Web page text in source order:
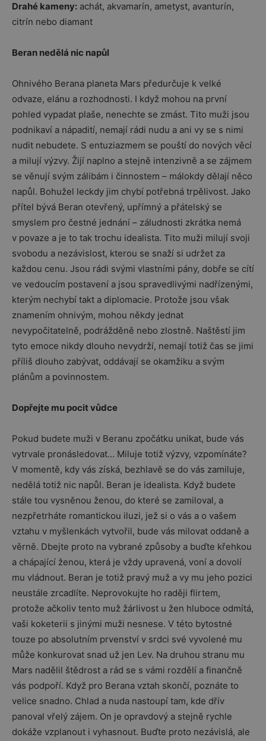
Drahé kameny: achát, akvamarín, ametyst, avanturín,
citrín nebo diamant
Beran nedělá nic napůl
Ohnivého Berana planeta Mars předurčuje k velké
odvaze, elánu a rozhodnosti. I když mohou na první
pohled vypadat plaše, nenechte se zmást. Tito muži jsou
podnikaví a nápadití, nemají rádi nudu a ani vy se s nimi
nudit nebudete. S entuziazmem se pouští do nových věcí
a milují výzvy. Žijí naplno a stejně intenzivně a se zájmem
se věnují svým zálibám i činnostem – málokdy dělají něco
napůl. Bohužel leckdy jim chybí potřebná trpělivost. Jako
přítel bývá Beran otevřený, upřímný a přátelský se
smyslem pro čestné jednání – záludnosti zkrátka nemá
v povaze a je to tak trochu idealista. Tito muži milují svoji
svobodu a nezávislost, kterou se snaží si udržet za
každou cenu. Jsou rádi svými vlastními pány, dobře se cítí
ve vedoucím postavení a jsou spravedlivými nadřízenými,
kterým nechybí takt a diplomacie. Protože jsou však
znamením ohnivým, mohou někdy jednat
nevypočitatelně, podrážděně nebo zlostně. Naštěstí jim
tyto emoce nikdy dlouho nevydrží, nemají totiž čas se jimi
příliš dlouho zabývat, oddávají se okamžiku a svým
plánům a povinnostem.
Dopřejte mu pocit vůdce
Pokud budete muži v Beranu zpočátku unikat, bude vás
vytrvale pronásledovat… Miluje totiž výzvy, vzpomínáte?
V momentě, kdy vás získá, bezhlavě se do vás zamiluje,
nedělá totiž nic napůl. Beran je idealista. Když budete
stále tou vysněnou ženou, do které se zamiloval, a
nezpřetrháte romantickou iluzi, jež si o vás a o vašem
vztahu v myšlenkách vytvořil, bude vás milovat oddaně a
věrně. Dbejte proto na vybrané způsoby a buďte křehkou
a chápající ženou, která je vždy upravená, voní a dovolí
mu vládnout. Beran je totiž pravý muž a vy mu jeho pozici
neustále zrcadlíte. Neprovokujte ho raději flirtem,
protože ačkoliv tento muž žárlivost u žen hluboce odmítá,
vaši koketerii s jinými muži nesnese. V této bytostné
touze po absolutním prvenství v srdci své vyvolené mu
může konkurovat snad už jen Lev. Na druhou stranu mu
Mars nadělil štědrost a rád se s vámi rozdělí a finančně
vás podpoří. Když pro Berana vztah skončí, poznáte to
velice snadno. Chlad a nuda nastoupí tam, kde dřív
panoval vřelý zájem. On je opravdový a stejně rychle
dokáže vzplanout i vyhasnout. Buďte proto nezávislá, ale